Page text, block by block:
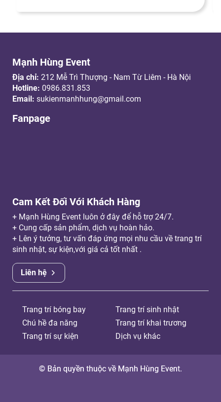
Mạnh Hùng Event
Địa chỉ: 212 Mễ Trì Thượng - Nam Từ Liêm - Hà Nội
Hotline: 0986.831.853
Email: sukienmanhhung@gmail.com
Fanpage
Cam Kết Đối Với Khách Hàng
+ Mạnh Hùng Event luôn ở đây để hỗ trợ 24/7.
+ Cung cấp sản phẩm, dịch vụ hoàn hảo.
+ Lên ý tưởng, tư vấn đáp ứng mọi nhu cầu về trang trí
sinh nhật, sự kiện,với giá cả tốt nhất .
Liên hệ
Trang trí bóng bay
Trang trí sinh nhật
Chú hề đa năng
Trang trí khai trương
Trang trí sự kiện
Dịch vụ khác
© Bản quyền thuộc về Mạnh Hùng Event.